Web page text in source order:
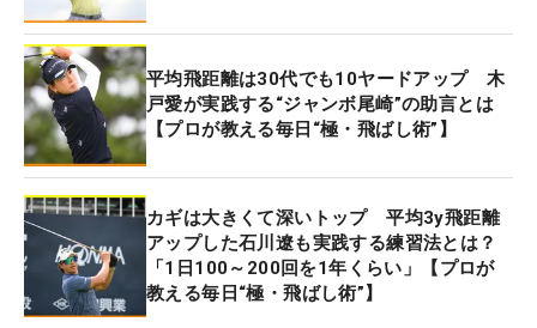
と、ドラマチックな優勝劇も演じた。
陸上競技の砲丸投げで鍛えられた体から繰り出され
るドライバーショットは迫力十分だ。今季のドライ
ビングディスタンスも248.54ヤードの13位という飛
ばし屋。今季はここまで優勝こそないものの、メル
セデス・ランキングではきっちりシード圏内の30位
につけている。
そんな21歳に飛ばしのアドバイスを求めると、我々
平均飛距離は30代でも10ヤードアップ 木
戸愛が実践する“ジャンボ尾崎”の助言とは
【プロが教える毎日“極・飛ばし術”】
カギは大きくて深いトップ 平均3y飛距離
アップした石川遼も実践する練習法とは？
「1日100～200回を1年くらい」【プロが
教える毎日“極・飛ばし術”】